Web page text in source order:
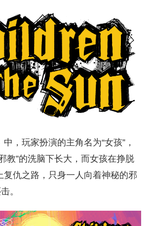
，玩家扮演的主角名为“女孩”，
教”的洗脑下长大，而女孩在挣脱
复仇之路，只身一人向着神秘的邪
。